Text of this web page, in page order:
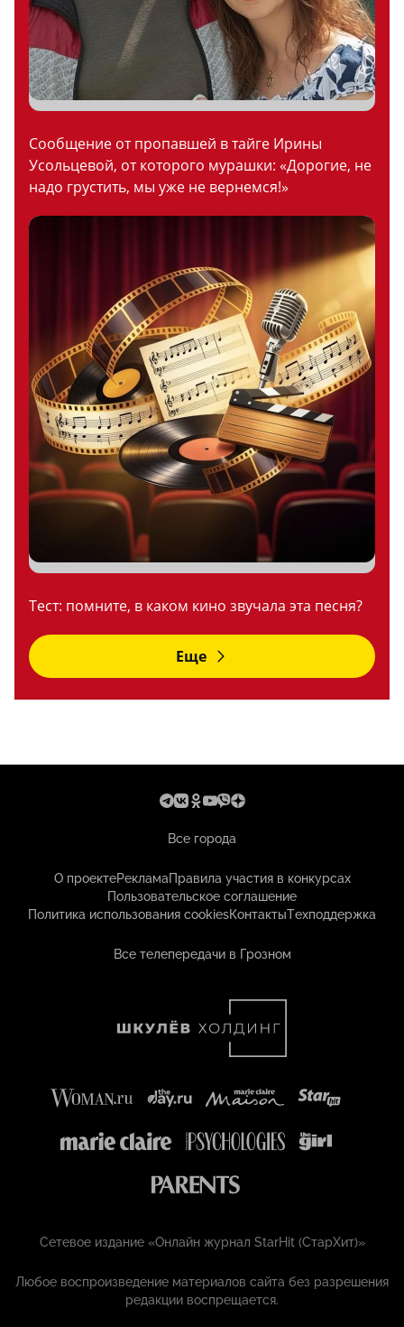
Сообщение от пропавшей в тайге Ирины
Усольцевой, от которого мурашки: «Дорогие, не
надо грустить, мы уже не вернемся!»
Тест: помните, в каком кино звучала эта песня?
Еще
Все города
О проектеРекламаПравила участия в конкурсах
Пользовательское соглашение
Политика использования cookiesКонтактыТехподдержка
Все телепередачи в Грозном
Сетевое издание «Онлайн журнал StarHit (СтарХит)»
Любое воспроизведение материалов сайта без разрешения
редакции воспрещается.